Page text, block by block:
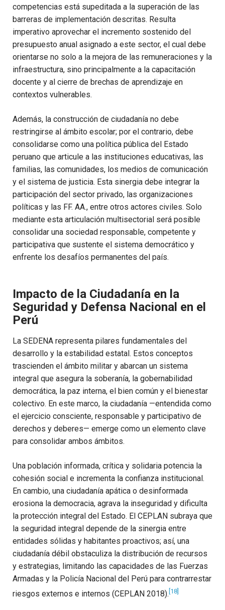
competencias está supeditada a la superación de las
barreras de implementación descritas. Resulta
imperativo aprovechar el incremento sostenido del
presupuesto anual asignado a este sector, el cual debe
orientarse no solo a la mejora de las remuneraciones y la
infraestructura, sino principalmente a la capacitación
docente y al cierre de brechas de aprendizaje en
contextos vulnerables.
Además, la construcción de ciudadanía no debe
restringirse al ámbito escolar; por el contrario, debe
consolidarse como una política pública del Estado
peruano que articule a las instituciones educativas, las
familias, las comunidades, los medios de comunicación
y el sistema de justicia. Esta sinergia debe integrar la
participación del sector privado, las organizaciones
políticas y las FF. AA., entre otros actores civiles. Solo
mediante esta articulación multisectorial será posible
consolidar una sociedad responsable, competente y
participativa que sustente el sistema democrático y
enfrente los desafíos permanentes del país.
Impacto de la Ciudadanía en la
Seguridad y Defensa Nacional en el
Perú
La SEDENA representa pilares fundamentales del
desarrollo y la estabilidad estatal. Estos conceptos
trascienden el ámbito militar y abarcan un sistema
integral que asegura la soberanía, la gobernabilidad
democrática, la paz interna, el bien común y el bienestar
colectivo. En este marco, la ciudadanía —entendida como
el ejercicio consciente, responsable y participativo de
derechos y deberes— emerge como un elemento clave
para consolidar ambos ámbitos.
Una población informada, crítica y solidaria potencia la
cohesión social e incrementa la confianza institucional.
En cambio, una ciudadanía apática o desinformada
erosiona la democracia, agrava la inseguridad y dificulta
la protección integral del Estado. El CEPLAN subraya que
la seguridad integral depende de la sinergia entre
entidades sólidas y habitantes proactivos; así, una
ciudadanía débil obstaculiza la distribución de recursos
y estrategias, limitando las capacidades de las Fuerzas
Armadas y la Policía Nacional del Perú para contrarrestar
riesgos externos e internos (CEPLAN 2018). [18]